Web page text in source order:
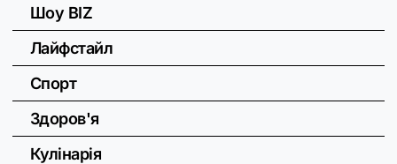
Шоу BIZ
Лайфстайл
Спорт
Здоров'я
Кулінарія